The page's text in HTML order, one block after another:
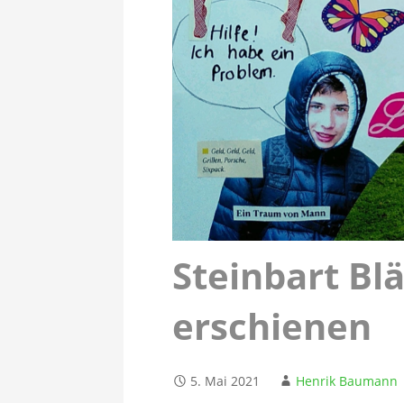
Steinbart
erschienen
5. Mai 2021 Henrik Baumann